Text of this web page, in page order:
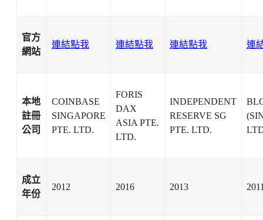
官方
網站
連結點我 連結點我 連結點我 連
本地
註冊
公司
COINBASE
SINGAPORE
PTE. LTD.
FORIS
DAX
ASIA PTE.
LTD.
INDEPENDENT
RESERVE SG
PTE. LTD.
成立
年份
2012 2016 2013